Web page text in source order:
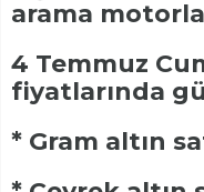
arama
4 Temmuz
fiyatlarında
* Gram altın